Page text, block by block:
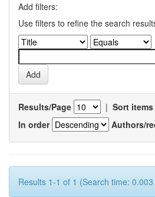
Add filters:
Use filters to refine the search
Results/Page | Sort
In order
Authors/
Results 1-1 of 1 (Search time: